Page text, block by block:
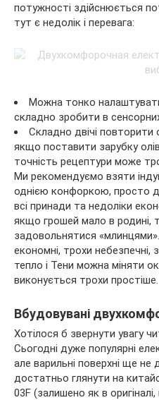
потужності здійснюється
тут є недолік і перевага:
Можна тонко
складно зробити в
Складно двічі повторити
якщо поставити зарубку
точність рецептури може
Ми рекомендуємо взяти
однією конфоркою, просто
всі принади та недоліки
якщо грошей мало в родині,
задовольнятися «млинцями».
економні, трохи небезпечні,
тепло і Тени можна міняти
виконується трохи простіше.
Вбудовувані
Хотілося б звернути увагу
Сьогодні дуже популярні
але варильні поверхні ще не
достатньо глянути на
03F (залишено як в